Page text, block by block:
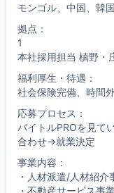
モンゴル、中国、韓
拠点：
1
本社採用担当 槙野・
福利厚生・待遇：
社会保険完備、時間
応募プロセス：
バイトルPROを見
合わせ→就業決定
事業内容：
・人材派遣/人材紹介